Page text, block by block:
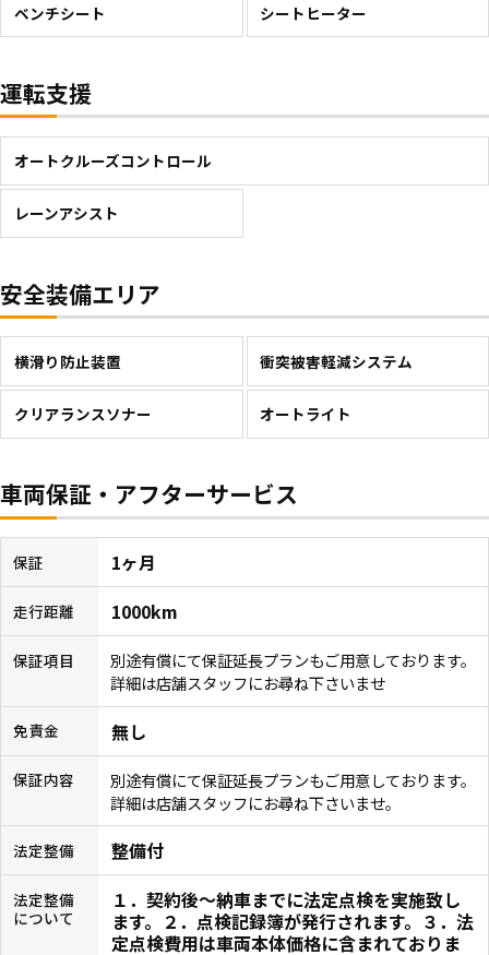
ベンチシート シートヒーター
運転支援
オートクルーズコントロール
レーンアシスト
安全装備エリア
横滑り防止装置 衝突被害軽減システム
クリアランスソナー オートライト
車両保証・アフターサービス
保証 1ヶ月
走行距離 1000km
保証項目
別途有償にて保証延長プランもご用意しております。
詳細は店舗スタッフにお尋ね下さいませ
免責金 無し
保証内容
別途有償にて保証延長プランもご用意しております。
詳細は店舗スタッフにお尋ね下さいませ。
法定整備 整備付
法定整備
について
１．契約後〜納車までに法定点検を実施致し
ます。２．点検記録簿が発行されます。３．法
定点検費用は車両本体価格に含まれておりま